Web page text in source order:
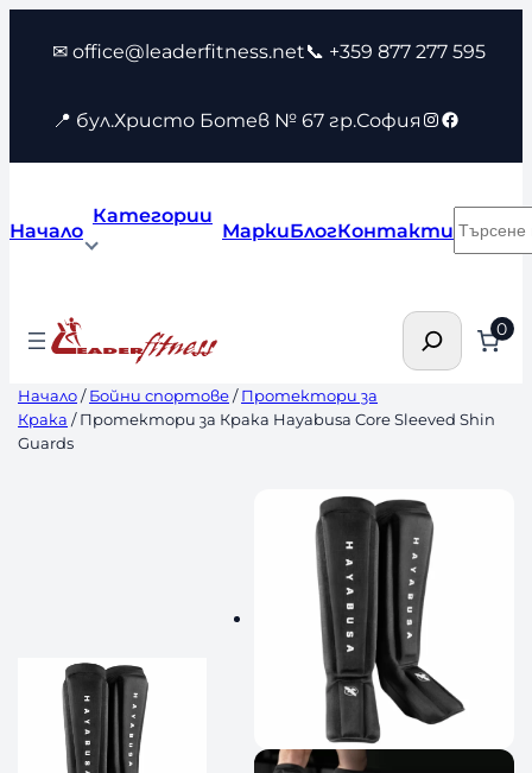
съдържанието
✉ office@leaderfitness.net📞 +359 877 277 595
📍 бул.Христо Ботев № 67 гр.София Instagram
Facebook
Начало
Категории
МаркиБлогКонтакти
Търсене 0
Начало/Бойни спортове/Протектори за
Крака / Протектори за Крака Hayabusa Core Sleeved Shin
Guards